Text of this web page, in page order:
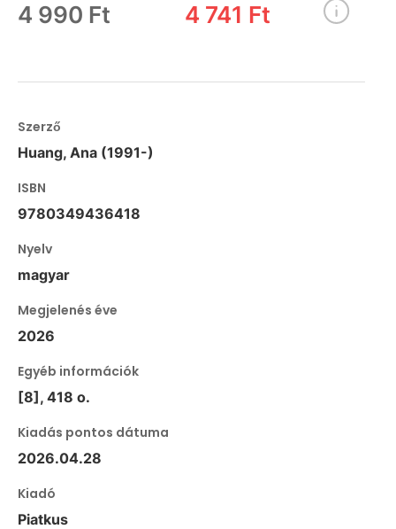
4 990 Ft 4 741 Ft
Szerző
Huang, Ana (1991-)
ISBN
9780349436418
Nyelv
magyar
Megjelenés éve
2026
Egyéb információk
[8], 418 o.
Kiadás pontos dátuma
2026.04.28
Kiadó
Piatkus